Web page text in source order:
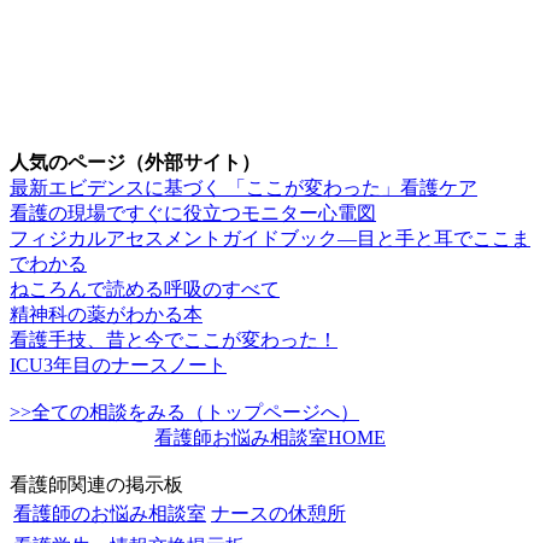
人気のページ（外部サイト）
最新エビデンスに基づく 「ここが変わった」看護ケア
看護の現場ですぐに役立つモニター心電図
フィジカルアセスメントガイドブック―目と手と耳でここま
でわかる
ねころんで読める呼吸のすべて
精神科の薬がわかる本
看護手技、昔と今でここが変わった！
ICU3年目のナースノート
>>全ての相談をみる（トップページへ）
看護師お悩み相談室HOME
看護師関連の掲示板
看護師のお悩み相談室 ナースの休憩所